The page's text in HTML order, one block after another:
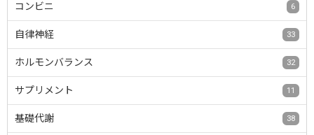
コンビニ 6
自律神経 33
ホルモンバランス 32
サプリメント 11
基礎代謝 38